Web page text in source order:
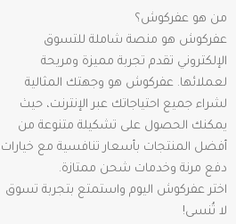
من هو عفركوش؟
عفركوش هو منصة شاملة للتسوق
الإلكتروني تقدم تجربة مميزة ومريحة
لعملائها. عفركوش هو وجهتك المثالية
لشراء جميع احتياجاتك عبر الإنترنت، حيث
يمكنك الحصول على تشكيلة متنوعة من
أفضل المنتجات بأسعار تنافسية مع خيارات
دفع مرنة وخدمات شحن ممتازة.
اختر عفركوش اليوم واستمتع بتجربة تسوق
لا تُنسى!